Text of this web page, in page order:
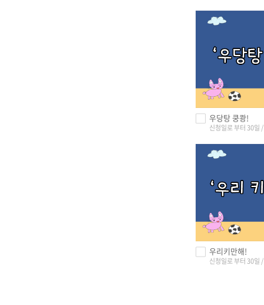
우당탕 쿵쾅!
신청일로 부터 30일
우리키만해!
신청일로 부터 30일